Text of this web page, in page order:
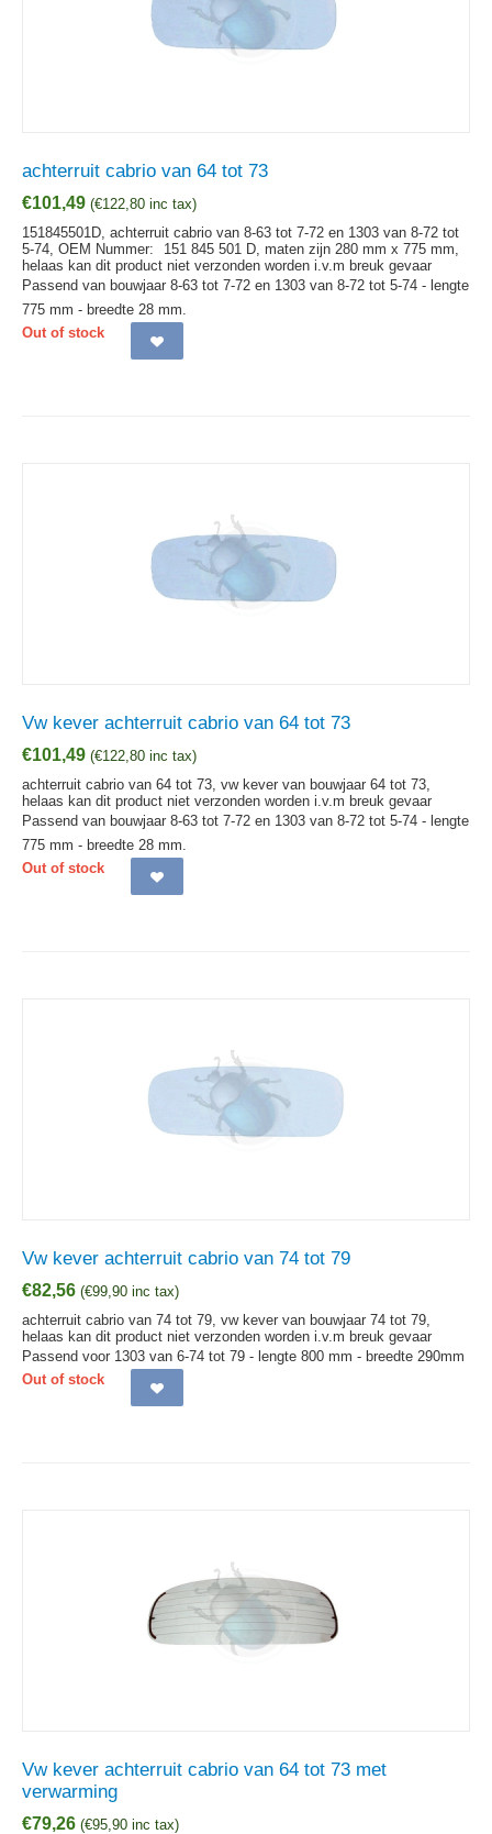
achterruit cabrio van 64 tot 73
€101,49 (€122,80 inc tax)
151845501D, achterruit cabrio van 8-63 tot 7-72 en 1303 van 8-72 tot
5-74, OEM Nummer:
151 845 501 D, maten zijn 280 mm x 775 mm,
helaas kan dit product niet verzonden worden i.v.m breuk gevaar
Passend van bouwjaar 8-63 tot 7-72 en 1303 van 8-72 tot 5-74 - lengte
775 mm - breedte 28 mm.
Out of stock
Vw kever achterruit cabrio van 64 tot 73
€101,49 (€122,80 inc tax)
achterruit cabrio van 64 tot 73, vw kever van bouwjaar 64 tot 73,
helaas kan dit product niet verzonden worden i.v.m breuk gevaar
Passend van bouwjaar 8-63 tot 7-72 en 1303 van 8-72 tot 5-74 - lengte
775 mm - breedte 28 mm.
Out of stock
Vw kever achterruit cabrio van 74 tot 79
€82,56 (€99,90 inc tax)
achterruit cabrio van 74 tot 79, vw kever van bouwjaar 74 tot 79,
helaas kan dit product niet verzonden worden i.v.m breuk gevaar
Passend voor 1303 van 6-74 tot 79 - lengte 800 mm - breedte 290mm
Out of stock
Vw kever achterruit cabrio van 64 tot 73 met
verwarming
€79,26 (€95,90 inc tax)